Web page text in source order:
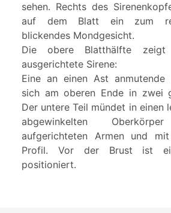
sehen. Rechts des
auf dem Blatt ein zum
blickendes Mondgesicht.
Die obere Blatthälfte zeigt
ausgerichtete Sirene:
Eine an einen Ast anmutende
sich am oberen Ende in zwei
Der untere Teil mündet in einen
abgewinkelten
aufgerichteten Armen und
Profil. Vor der Brust ist
positioniert.